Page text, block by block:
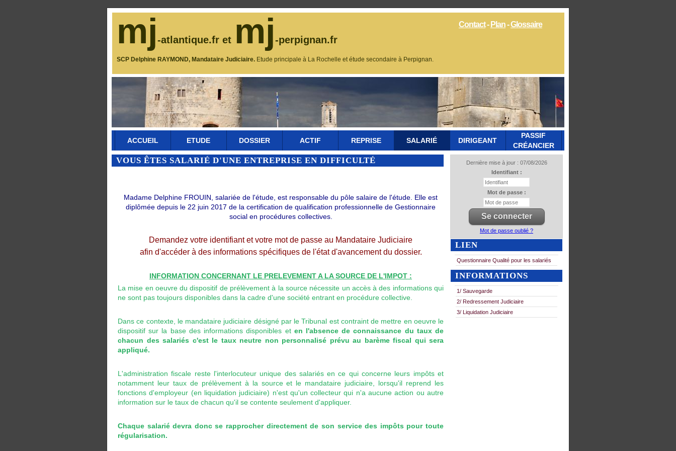
mj-atlantique.fr et mj-perpignan.fr
SCP Delphine RAYMOND, Mandataire Judiciaire. Etude principale à La Rochelle et étude secondaire à Perpignan.
Contact- Plan-Glossaire
ACCUEIL ETUDE DOSSIER ACTIF REPRISE SALARIÉ DIRIGEANT
PASSIF
CRÉANCIER
Dernière mise à jour : 07/08/2026
Identifiant :
Mot de passe :
Mot de passe oublié ?
LIEN
Questionnaire Qualité pour les salariés
INFORMATIONS
1/ Sauvegarde
2/ Redressement Judiciaire
3/ Liquidation Judiciaire
VOUS ÊTES SALARIÉ D'UNE ENTREPRISE EN DIFFICULTÉ
Madame Delphine FROUIN, salariée de l'étude, est responsable du pôle salaire de l'étude. Elle est
diplômée depuis le 22 juin 2017 de la certification de qualification professionnelle de Gestionnaire
social en procédures collectives.
Demandez votre identifiant et votre mot de passe au Mandataire Judiciaire
afin d'accéder à des informations spécifiques de l'état d'avancement du dossier.
INFORMATION CONCERNANT LE PRELEVEMENT A LA SOURCE DE L'IMPOT :
La mise en oeuvre du dispositif de prélèvement à la source nécessite un accès à des informations qui
ne sont pas toujours disponibles dans la cadre d'une société entrant en procédure collective.
Dans ce contexte, le mandataire judiciaire désigné par le Tribunal est contraint de mettre en oeuvre le
dispositif sur la base des informations disponibles et en l'absence de connaissance du taux de
chacun des salariés c'est le taux neutre non personnalisé prévu au barème fiscal qui sera
appliqué.
L'administration fiscale reste l'interlocuteur unique des salariés en ce qui concerne leurs impôts et
notamment leur taux de prélèvement à la source et le mandataire judiciaire, lorsqu'il reprend les
fonctions d'employeur (en liquidation judiciaire) n'est qu'un collecteur qui n'a aucune action ou autre
information sur le taux de chacun qu'il se contente seulement d'appliquer.
Chaque salarié devra donc se rapprocher directement de son service des impôts pour toute
régularisation.